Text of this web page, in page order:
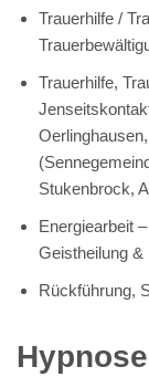
Trauerhilfe /
Trauerhilfe,
Stukenbrock,
Energiearbeit
Geistheilung &
Rückführung,